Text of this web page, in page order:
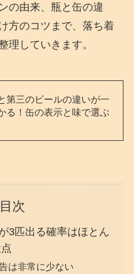
の由来、瓶と缶の違
方のコツまで、落ち着
理していきます。
第三のビールの違いが一
る！缶の表示と味で選ぶ
目次
3匹出る確率はほとん
は非常に少ない